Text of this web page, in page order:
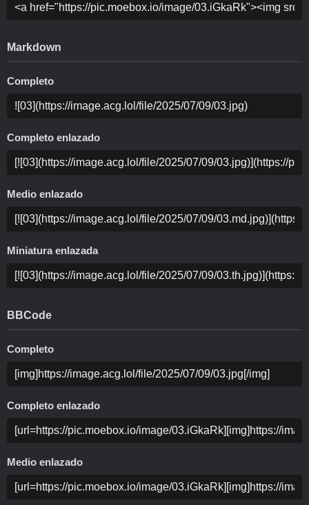
Markdown
Completo
Completo enlazado
Medio enlazado
Miniatura enlazada
BBCode
Completo
Completo enlazado
Medio enlazado